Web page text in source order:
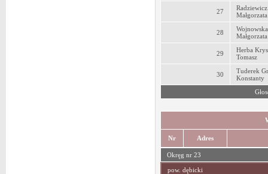
27
Radziewicz
28
Wojnowska
29
Herba
Tomasz
30
Tuderek
Konstanty
Nr Adres
Okręg nr 23
pow. dębicki